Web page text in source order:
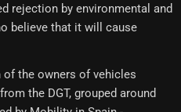
rejection by environmental and
believe that it will cause
the owners of vehicles
the DGT, grouped around